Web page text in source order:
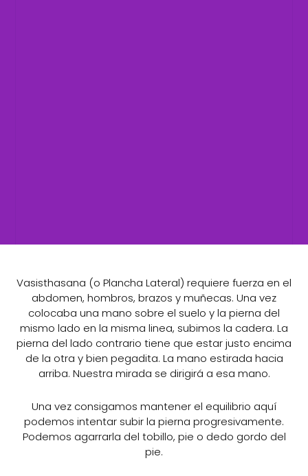
Vasisthasana (o Plancha Lateral) requiere fuerza en el
abdomen, hombros, brazos y muñecas. Una vez
colocaba una mano sobre el suelo y la pierna del
mismo lado en la misma linea, subimos la cadera. La
pierna del lado contrario tiene que estar justo encima
de la otra y bien pegadita. La mano estirada hacia
arriba. Nuestra mirada se dirigirá a esa mano.
Una vez consigamos mantener el equilibrio aquí
podemos intentar subir la pierna progresivamente.
Podemos agarrarla del tobillo, pie o dedo gordo del
pie.